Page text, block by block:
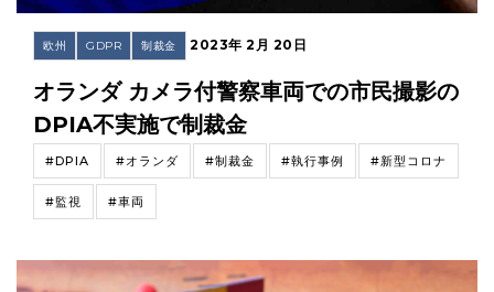
欧州 GDPR 制裁金 2023年 2月 20日
オランダ カメラ付警察車両での市民撮影の
DPIA不実施で制裁金
#DPIA #オランダ #制裁金 #執行事例 #新型コロナ
#監視 #車両